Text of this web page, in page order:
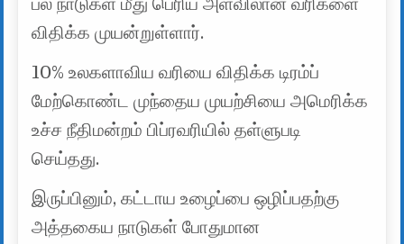
விதிக்க முயன்றுள்ளார்.
10% உலகளாவிய வரியை விதிக்க டிரம்ப்
மேற்கொண்ட முந்தைய முயற்சியை அமெரிக்க
உச்ச நீதிமன்றம் பிப்ரவரியில் தள்ளுபடி
செய்தது.
இருப்பினும், கட்டாய உழைப்பை ஒழிப்பதற்கு
அத்தகைய நாடுகள் போதுமான